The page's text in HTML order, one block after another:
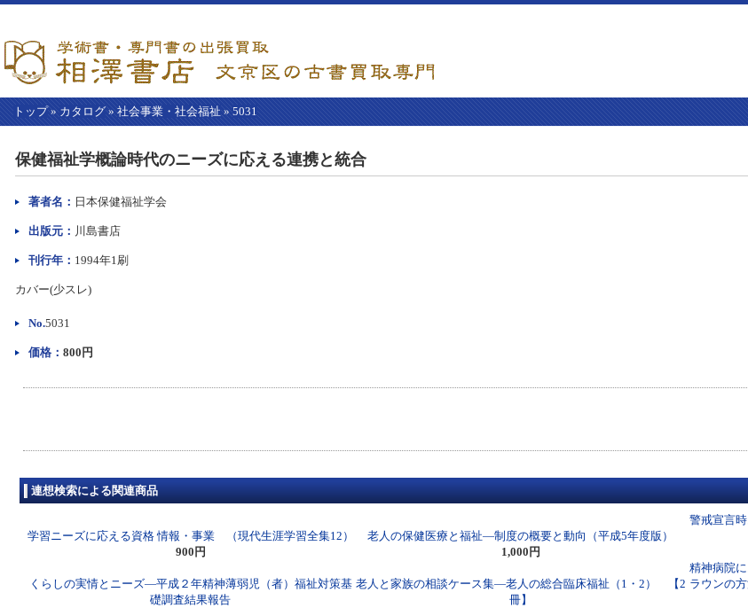
トップ» カタログ » 社会事業・社会福祉 » 5031
本
保健福祉学概論時代のニーズに応える連携と統合
著者名： 日本保健福祉学会
出版元： 川島書店
刊行年： 1994年1刷
カバー(少スレ)
No.5031
価格： 800円
連想検索による関連商品
学習ニーズに応える資格 情報・事業 （現代生涯学習全集12）
900円
老人の保健医療と福祉―制度の概要と動向（平成5年度版）
1,000円
警戒宣言
くらしの実情とニーズ―平成２年精神薄弱児（者）福祉対策基
礎調査結果報告
老人と家族の相談ケース集―老人の総合臨床福祉（1・2） 【2
冊】
精神病院
ラウンの